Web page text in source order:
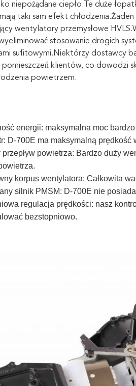
niepożądane ciepło.Te duże
taki sam efekt
wentylatory przemysłowe
stosowanie drogich
sufitowymi.Niektórzy dostawcy
klientów, co dowodzi
powietrzem.
energii: maksymalna moc
D-700E ma maksymalną prędkość
powietrza: Bardzo duży
korpus wentylatora: Całkowita
silnik PMSM: D-700E nie
regulacja prędkości: nasz
bezstopniowo.